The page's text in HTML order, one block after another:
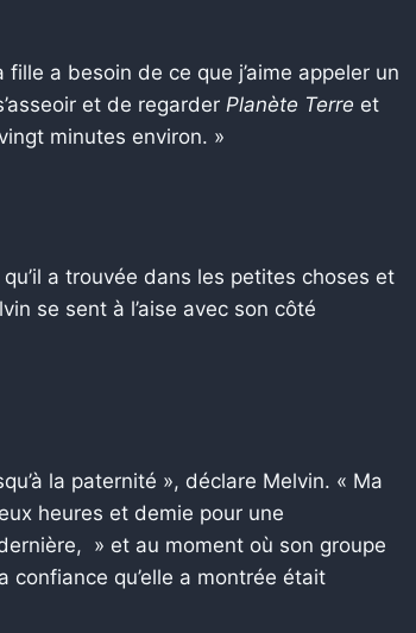
a besoin de ce que j’aime appeler un
et de regarder Planète Terre et
minutes environ. »
a trouvée dans les petites choses et
se sent à l’aise avec son côté
la paternité », déclare Melvin. « Ma
heures et demie pour une
» et au moment où son groupe
confiance qu’elle a montrée était